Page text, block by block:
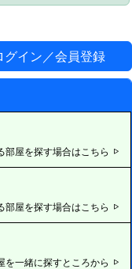
グイン／会員登録
部屋を探す場合はこちら
部屋を探す場合はこちら
を一緒に探すところから